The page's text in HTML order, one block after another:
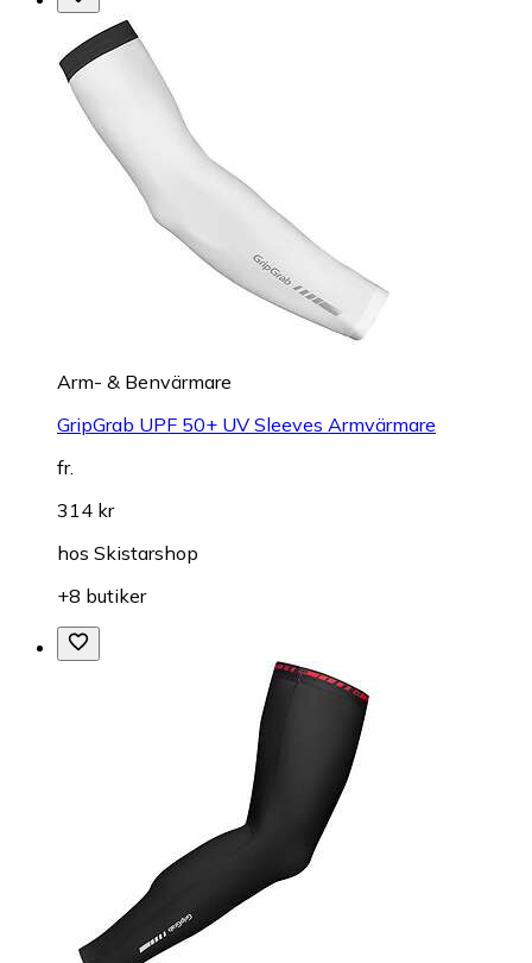
Arm- & Benvärmare
GripGrab UPF 50+ UV Sleeves Armvärmare
fr.
314 kr
hos Skistarshop
+8 butiker